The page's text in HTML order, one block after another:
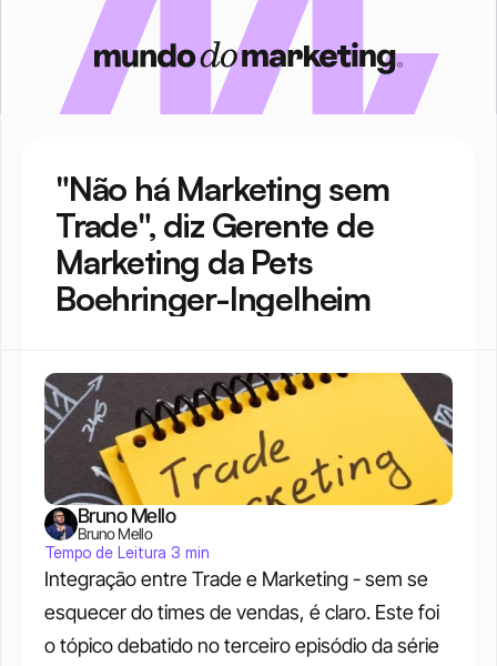
"Não há Marketing sem
Trade", diz Gerente de
Marketing da Pets
Boehringer-Ingelheim
Integração entre Trade e Marketing - sem se
esquecer do times de vendas, é claro. Este foi
o tópico debatido no terceiro episódio da série
Bruno Mello
Bruno Mello
Tempo de Leitura 3 min